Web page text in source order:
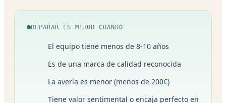
REPARAR ES MEJOR CUANDO
El equipo tiene menos de 8-10 años
Es de una marca de calidad reconocida
La avería es menor (menos de 200€)
Tiene valor sentimental o encaja perfecto en